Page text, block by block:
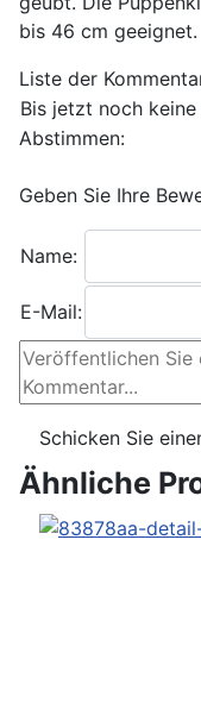
bis 46 cm geeignet.
Liste der
Bis jetzt noch
Abstimmen:
Geben Sie Ihre
Name:
E-Mail:
Ähnliche